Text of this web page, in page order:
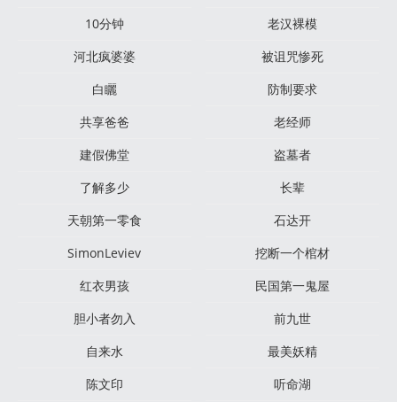
10分钟
老汉裸模
河北疯婆婆
被诅咒惨死
白矖
防制要求
共享爸爸
老经师
建假佛堂
盗墓者
了解多少
长辈
天朝第一零食
石达开
SimonLeviev
挖断一个棺材
红衣男孩
民国第一鬼屋
胆小者勿入
前九世
自来水
最美妖精
陈文印
听命湖